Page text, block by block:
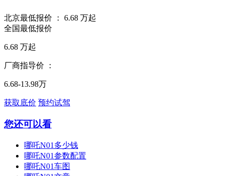
北京最低报价 ： 6.68 万起
全国最低报价
6.68 万起
厂商指导价 ：
6.68-13.98万
获取底价 预约试驾
您还可以看
哪吒N01多少钱
哪吒N01参数配置
哪吒N01车图